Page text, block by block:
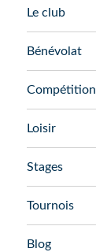
Le club
Bénévolat
Compétition
Loisir
Stages
Tournois
Blog